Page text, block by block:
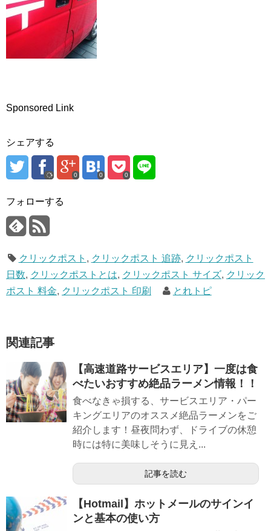
Sponsored Link
シェアする
0 0 0
フォローする
クリックポスト , クリックポスト 追跡, クリックポスト
日数, クリックポストとは, クリックポスト サイズ, クリック
ポスト 料金, クリックポスト 印刷 とれトピ
関連記事
【高速道路サービスエリア】一度は食
べたいおすすめ絶品ラーメン情報！！
食べなきゃ損する、サービスエリア・パー
キングエリアのオススメ絶品ラーメンをご
紹介します！昼夜問わず、ドライブの休憩
時には特に美味しそうに見え...
記事を読む
【Hotmail】ホットメールのサインイ
ンと基本の使い方